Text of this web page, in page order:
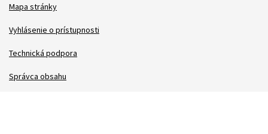
Mapa stránky
Vyhlásenie o prístupnosti
Technická podpora
Správca obsahu